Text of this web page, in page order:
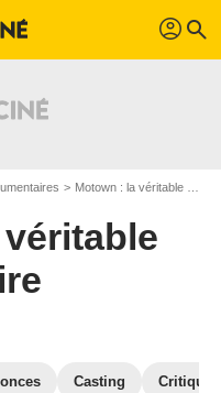
profil search
Motown : la véritable histoire
Casting